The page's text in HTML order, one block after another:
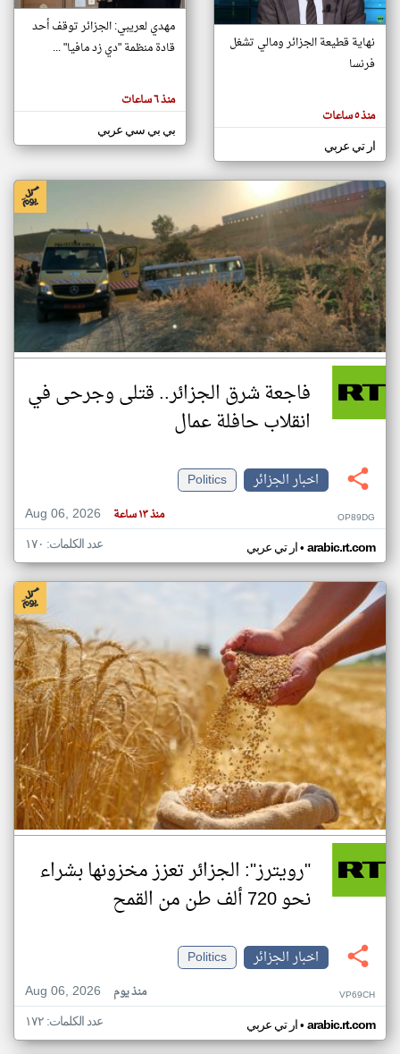
اخبار الجزائر على مدار الساعة
أهم اخبار الجزائر العاجلة والمباشرة
هنا عن
وجهة
كاتبيها.
نهاية قطيعة الجزائر ومالي تشغل
فرنسا
منذ ٥ ساعات
ار تي عربي
مهدي لعريبي: الجزائر توقف أحد
قادة منظمة "دي زد مافيا" ...
منذ ٦ ساعات
بي بي سي عربي
فاجعة شرق الجزائر.. قتلى وجرحى في
انقلاب حافلة عمال
اخبار الجزائر
Politics
Aug 06, 2026
منذ ١٣ ساعة OP89DG
ار تي عربي• arabic.rt.com عدد الكلمات: ١٧٠
"رويترز": الجزائر تعزز مخزونها بشراء
نحو 720 ألف طن من القمح
اخبار الجزائر
Politics
Aug 06, 2026
منذ يوم VP69CH
ار تي عربي• arabic.rt.com عدد الكلمات: ١٧٢
klyoum.com